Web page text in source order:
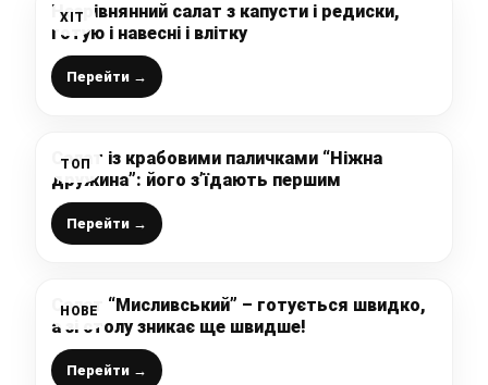
ХІТ
Незрівнянний салат з капусти і редиски,
готую і навесні і влітку
Перейти →
ТОП
Салат із крабовими паличками “Ніжна
дружина”: його з’їдають першим
Перейти →
НОВЕ
Салат “Мисливський” – готується швидко,
а зі столу зникає ще швидше!
Перейти →